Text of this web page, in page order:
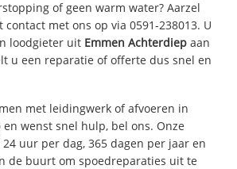
of geen warm water? Aarzel
met ons op via 0591-238013. U
loodgieter uit Emmen Achterdiep aan
u een reparatie of offerte dus snel en
met leidingwerk of afvoeren in
en wenst snel hulp, bel ons. Onze
uur per dag, 365 dagen per jaar en
de buurt om spoedreparaties uit te